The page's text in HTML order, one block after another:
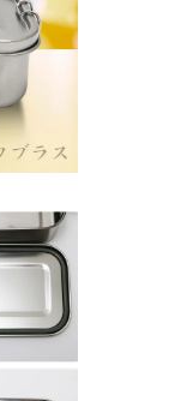
用戶狀況，依本公司即
發現惡意使用之情形，
並採取法律行動。